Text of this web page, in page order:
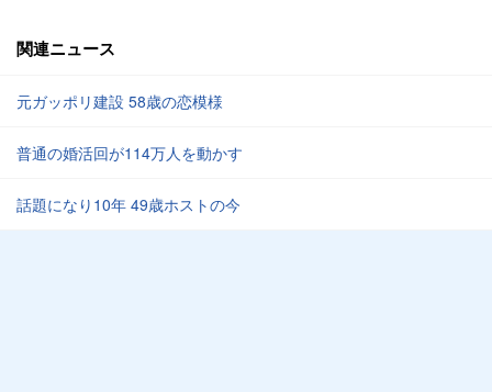
関連ニュース
元ガッポリ建設 58歳の恋模様
普通の婚活回が114万人を動かす
話題になり10年 49歳ホストの今